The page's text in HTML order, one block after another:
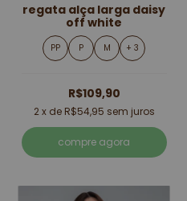
regata alça larga daisy
off white
PP P M + 3
R$109,90
2x de R$54,95 sem juros
compre agora